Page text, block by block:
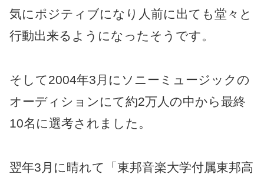
気にポジティブになり人前に出ても堂々と
行動出来るようになったそうです。
そして2004年3月にソニーミュージックの
オーディションにて約2万人の中から最終
10名に選考されました。
翌年3月に晴れて「東邦音楽大学付属東邦高